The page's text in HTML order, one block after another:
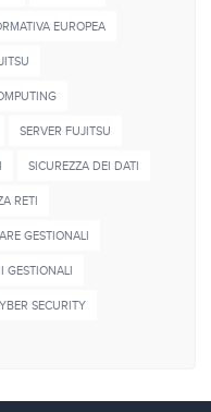
EUROPEA
SERVER FUJITSU
SICUREZZA DEI DATI
RETI
GESTIONALI
GESTIONALI
SECURITY